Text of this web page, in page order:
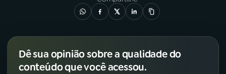
Dê sua opinião sobre a qualidade do
conteúdo que você acessou.